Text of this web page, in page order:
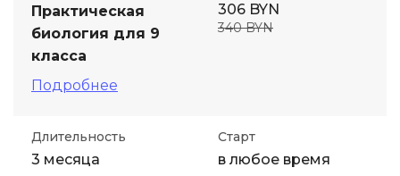
Практическая
биология для 9
класса
Подробнее
306 BYN
340 BYN
Длительность
3 месяца
Старт
в любое время